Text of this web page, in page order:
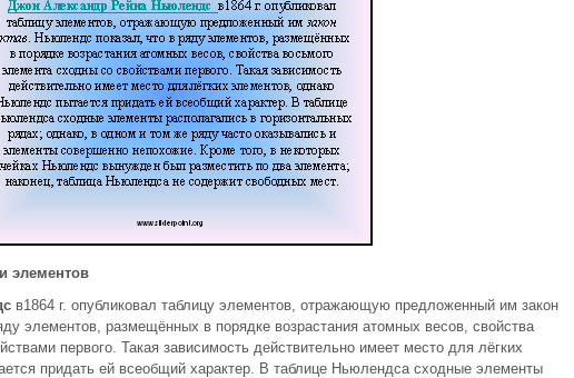
элементов
в1864 г. опубликовал таблицу элементов, отражающую предложенный им закон
элементов, размещённых в порядке возрастания атомных весов, свойства
первого. Такая зависимость действительно имеет место для лёгких
придать ей всеобщий характер. В таблице Ньюлендса сходные элементы